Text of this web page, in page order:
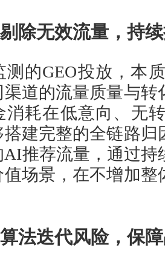
除无效流量，持
测的GEO投放，本
道的流量质量与
消耗在低意向、无
建完整的全链路
推荐流量，通过
值场景，在不增加
法迭代风险，保